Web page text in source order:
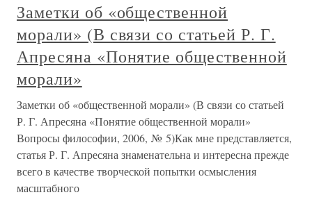
Заметки об «общественной
морали» (В связи со статьей Р. Г.
Апресяна «Понятие общественной
морали»
Заметки об «общественной морали» (В связи со статьей
Р. Г. Апресяна «Понятие общественной морали»
Вопросы философии, 2006, № 5)Как мне представляется,
статья Р. Г. Апресяна знаменательна и интересна прежде
всего в качестве творческой попытки осмысления
масштабного